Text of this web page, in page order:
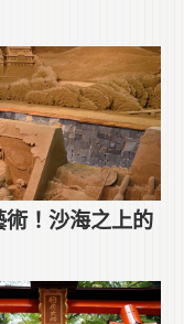
！沙海之上的